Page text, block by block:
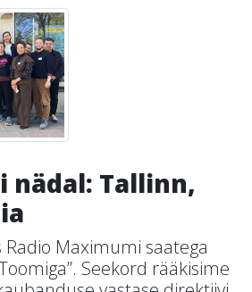
nädal: Tallinn,
Radio Maximumi saatega
Seekord rääkisime